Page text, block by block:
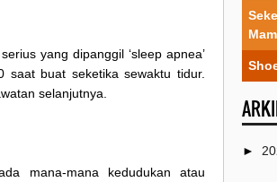
yang dipanggil ‘sleep apnea’
buat seketika sewaktu tidur.
selanjutnya.
mana-mana kedudukan atau
►